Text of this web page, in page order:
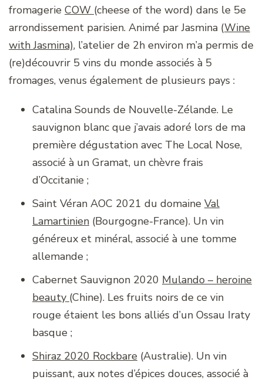
fromagerie COW (cheese of the word) dans le 5e
arrondissement parisien. Animé par Jasmina (Wine
with Jasmina), l’atelier de 2h environ m’a permis de
(re)découvrir 5 vins du monde associés à 5
fromages, venus également de plusieurs pays :
Catalina Sounds de Nouvelle-Zélande. Le
sauvignon blanc que j’avais adoré lors de ma
première dégustation avec The Local Nose,
associé à un Gramat, un chèvre frais
d’Occitanie ;
Saint Véran AOC 2021 du domaine Val
Lamartinien (Bourgogne-France). Un vin
généreux et minéral, associé à une tomme
allemande ;
Cabernet Sauvignon 2020 Mulando – heroine
beauty (Chine). Les fruits noirs de ce vin
rouge étaient les bons alliés d’un Ossau Iraty
basque ;
Shiraz 2020 Rockbare (Australie). Un vin
puissant, aux notes d’épices douces, associé à